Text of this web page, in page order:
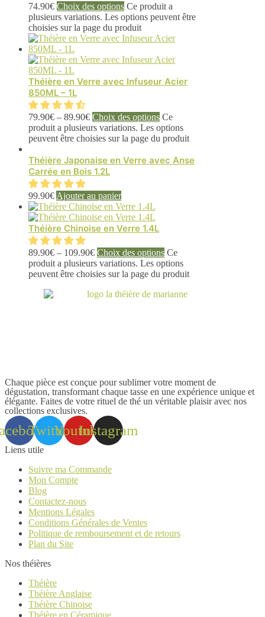
74.90€ Choix des options Ce produit a
plusieurs variations. Les options peuvent être
choisies sur la page du produit
Théière en Verre avec Infuseur Acier
850ML – 1L
79.90€ – 89.90€ Choix des options Ce
produit a plusieurs variations. Les options
peuvent être choisies sur la page du produit
Théière Japonaise en Verre avec Anse
Carrée en Bois 1.2L
99.90€ Ajouter au panier
Théière Chinoise en Verre 1.4L
89.90€ – 109.90€ Choix des options Ce
produit a plusieurs variations. Les options
peuvent être choisies sur la page du produit
Chaque pièce est conçue pour sublimer votre moment de
dégustation, transformant chaque tasse en une expérience unique et
élégante. Faites de votre rituel de thé un véritable plaisir avec nos
collections exclusives.
TwitterYoutubeInstagram
Liens utile
Suivre ma Commande
Mon Compte
Blog
Contactez-nous
Mentions Légales
Conditions Générales de Ventes
Politique de remboursement et de retours
Plan du Site
Nos théières
Théière
Théière Anglaise
Théière Chinoise
Théière en Céramique